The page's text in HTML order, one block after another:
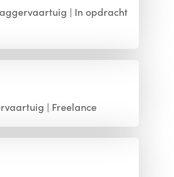
In opdracht
Freelance